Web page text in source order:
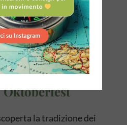
Oktoberfest
la tradizione dei